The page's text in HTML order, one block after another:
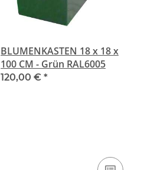
BLUMENKASTEN 18 x 18 x
100 CM - Grün RAL6005
120,00 € *